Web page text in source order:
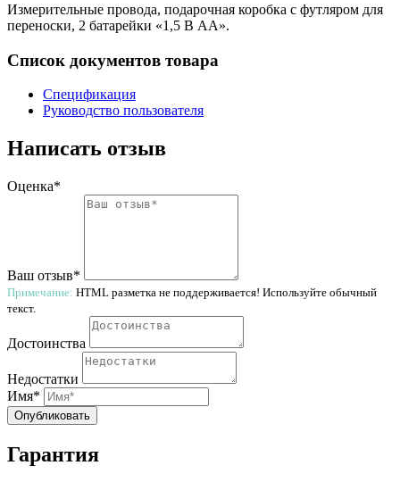
Измерительные провода, подарочная коробка с футляром для
переноски, 2 батарейки «1,5 В AA».
Список документов товара
Спецификация
Руководство пользователя
Написать отзыв
Оценка*
Ваш отзыв*
Примечание: HTML разметка не поддерживается! Используйте обычный
текст.
Достоинства
Недостатки
Имя*
Опубликовать
Гарантия